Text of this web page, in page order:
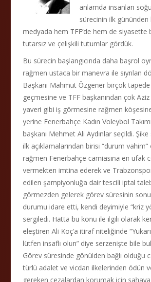
anlamda insanları
sürecinin ilk
medyada hem TFF’de hem de siyasette
tutarsız ve çelişkili tutumlar gördük.
Bu sürecin başlangıcında daha başrol
rağmen ustaca bir manevra ile sıyrılan
Başkanı Mahmut Özgener birçok tapede
geçmesine ve TFF başkanından çok Aziz
yaveri gibi iş görmesine rağmen
yerine Fenerbahçe Kadın Voleybol
başkanı Mehmet Ali Aydınlar seçildi.
ilk açıklamalarından birisi “durum vahim”
rağmen Fenerbahçe camiasına en ufak
vermekten imtina ederek ve
edilen şampiyonluğa dair tescili iptal
görmezden gelerek görev süresinin
durumu idare etti, kendi deyimiyle “kriz
sergiledi. Hatta bu konu ile ilgili olarak
eleştiren Ali Koç’a itiraf niteliğinde
lütfen insaflı olun” diye serzenişte bile
Görev süresinde gönülden bağlı olduğu
türlü adalet ve vicdan ilkelerinden ödün
gereken cezalardan korumak için sahaya